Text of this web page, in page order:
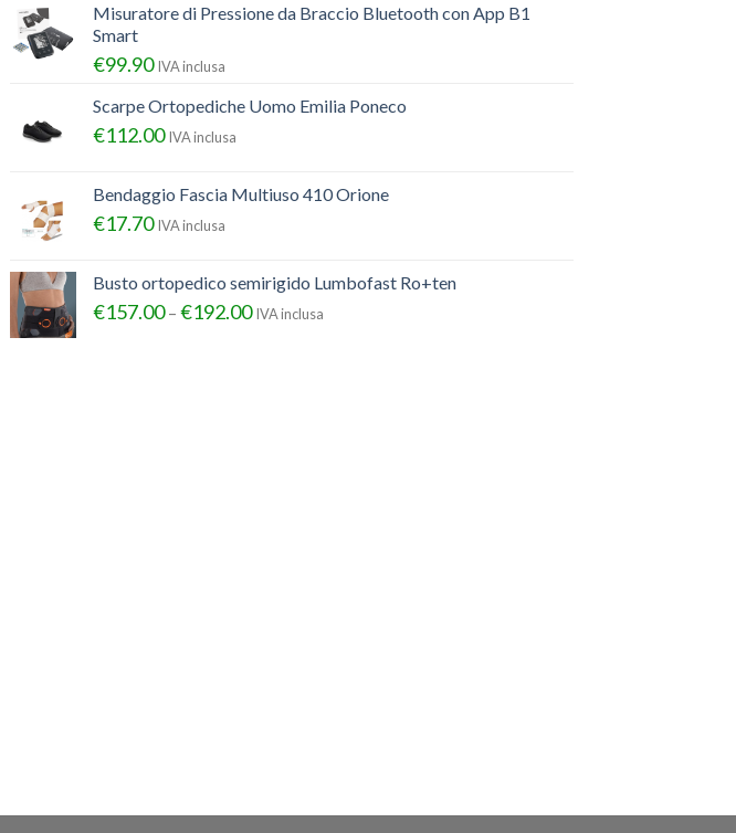
Misuratore di Pressione da Braccio Bluetooth con App B1
Smart
€99.90 IVA inclusa
Scarpe Ortopediche Uomo Emilia Poneco
€112.00 IVA inclusa
Bendaggio Fascia Multiuso 410 Orione
€17.70 IVA inclusa
Busto ortopedico semirigido Lumbofast Ro+ten
€157.00– €192.00 IVA inclusa